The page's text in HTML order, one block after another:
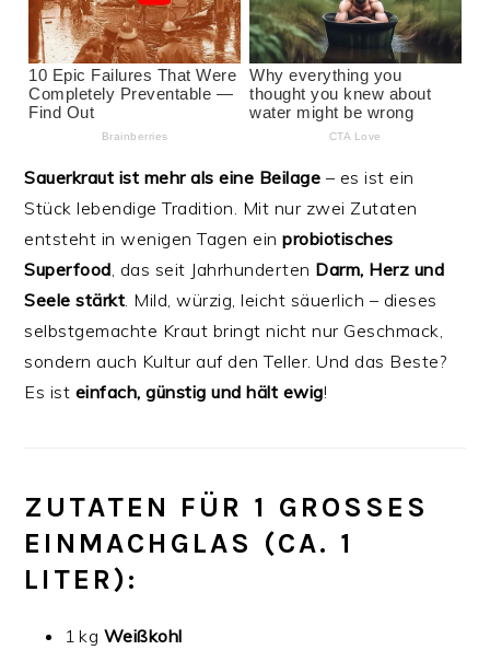
Sauerkraut ist mehr als eine Beilage – es ist ein
Stück lebendige Tradition. Mit nur zwei Zutaten
entsteht in wenigen Tagen einprobiotisches
Superfood, das seit Jahrhunderten Darm, Herz und
Seele stärkt. Mild, würzig, leicht säuerlich – dieses
selbstgemachte Kraut bringt nicht nur Geschmack,
sondern auch Kultur auf den Teller. Und das Beste?
Es ist einfach, günstig und hält ewig!
ZUTATEN FÜR 1 GROSSES E
INMACHGLAS (CA. 1 L
ITER):
1 kg Weißkohl